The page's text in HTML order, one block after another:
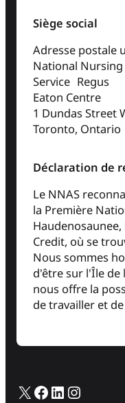
Siège social
Adresse postale
National
Service Regus
Eaton Centre
1 Dundas Street
Toronto, Ontario
Déclaration de
Le NNAS
la Première
Credit, où se
Nous sommes
d'être sur l'Île de
nous offre la
de travailler et
X Facebook LinkedIn Instagram